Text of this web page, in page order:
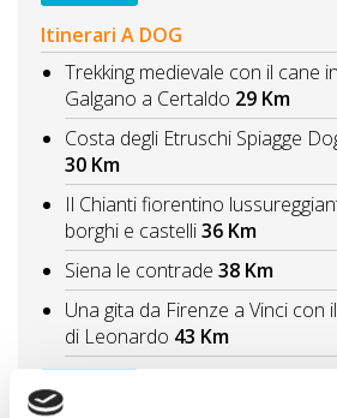
Itinerari A DOG
Trekking medievale con il cane
Galgano a Certaldo 29 Km
Costa degli Etruschi Spiagge
30 Km
Il Chianti fiorentino
borghi e castelli36 Km
Siena le contrade 38 Km
Una gita da Firenze a Vinci con
di Leonardo 43 Km
Vedi tutti